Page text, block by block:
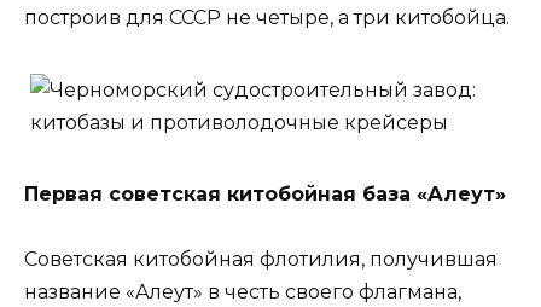
построив для СССР не четыре, а три китобойца.
Первая советская китобойная база «Алеут»
Советская китобойная флотилия, получившая
название «Алеут» в честь своего флагмана,